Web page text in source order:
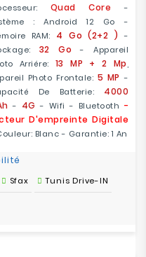
Quad Core -
: Android 12 Go -
RAM: 4 Go (2+2 ) -
32 Go - Appareil
Arriére: 13 MP + 2 Mp
Photo Frontale: 5 MP -
De Batterie: 4000
- 4G - Wifi - Bluetooth -
D'empreinte Digitale
Blanc - Garantie: 1 An
Sfax Tunis Drive-IN